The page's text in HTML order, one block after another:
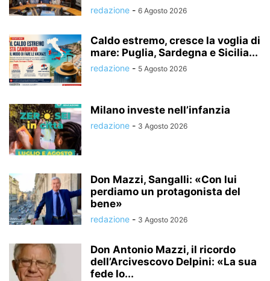
redazione - 6 Agosto 2026
Caldo estremo, cresce la voglia di
mare: Puglia, Sardegna e Sicilia...
redazione - 5 Agosto 2026
Milano investe nell’infanzia
redazione - 3 Agosto 2026
Don Mazzi, Sangalli: «Con lui
perdiamo un protagonista del
bene»
redazione - 3 Agosto 2026
Don Antonio Mazzi, il ricordo
dell’Arcivescovo Delpini: «La sua
fede lo...